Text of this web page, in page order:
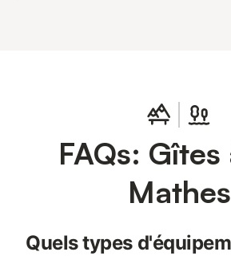
FAQs: Gîtes
Mathes
Quels types